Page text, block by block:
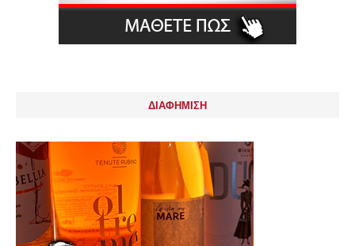
ΔΙΑΦΗΜΙΣΗ